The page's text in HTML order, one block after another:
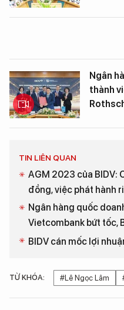
Ngân
thành
TIN LIÊN QUAN
AGM 2023 của BIDV:
đồng, việc phát hành
Ngân hàng quốc
Vietcombank bứt tốc,
BIDV cán mốc lợi
TỪ KHÓA: #Lê Ngọc Lâm